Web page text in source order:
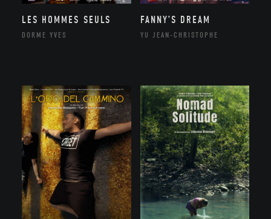
LES HOMMES SEULS
DORME YVES
FANNY’S DREAM
YU JEAN-CHRISTOPHE